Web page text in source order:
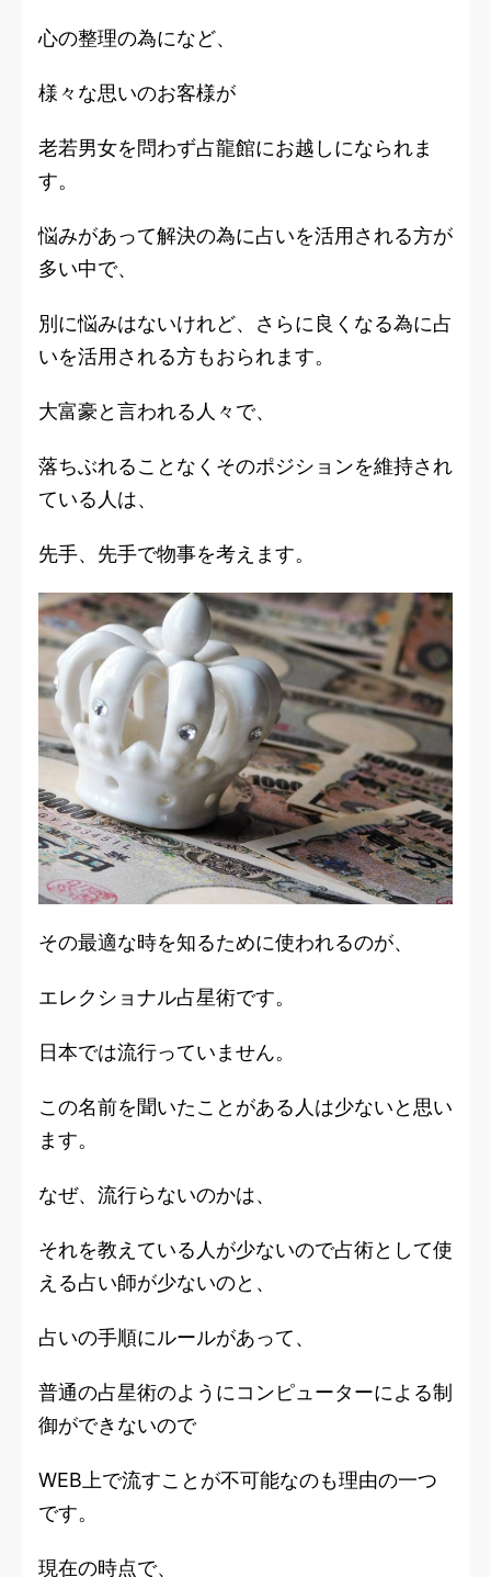
心の整理の為になど、
様々な思いのお客様が
老若男女を問わず占龍館にお越しになられま
す。
悩みがあって解決の為に占いを活用される方が
多い中で、
別に悩みはないけれど、 さらに良くなる為に占
いを活用される方もおられます。
大富豪と言われる人々で、
落ちぶれることなくそのポジションを維持され
ている人は、
先手、先手で物事を考えます。
その最適な時を知るために使われるのが、
エレクショナル占星術です。
日本では流行っていません。
この名前を聞いたことがある人は少ないと思い
ます。
なぜ、流行らないのかは、
それを教えている人が少ないので占術として使
える占い師が少ないのと、
占いの手順にルールがあって、
普通の占星術のようにコンピューターによる制
御ができないので
WEB上で流すことが不可能なのも理由の一つ
です。
現在の時点で、